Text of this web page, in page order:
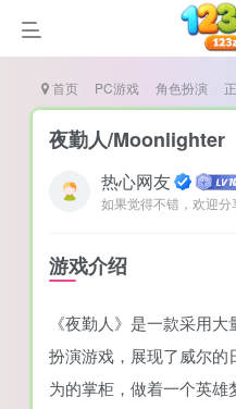
首页 PC游戏 角色扮演
夜勤人/Moonlighter
热心网友
如果觉得不错，欢迎分
游戏介绍
《夜勤人》是一款采用
扮演游戏，展现了威尔的
为的掌柜，做着一个英雄